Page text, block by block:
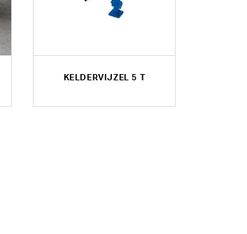
KELDERVIJZEL 5 T